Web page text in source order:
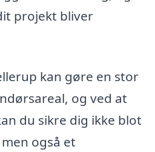
projekt bliver
kan gøre en stor
og ved at
du sikre dig ikke blot
også et